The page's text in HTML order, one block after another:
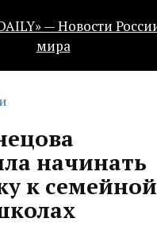
начинать
к семейной